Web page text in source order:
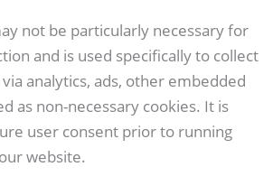
not be particularly necessary for
and is used specifically to collect
analytics, ads, other embedded
as non-necessary cookies. It is
user consent prior to running
website.